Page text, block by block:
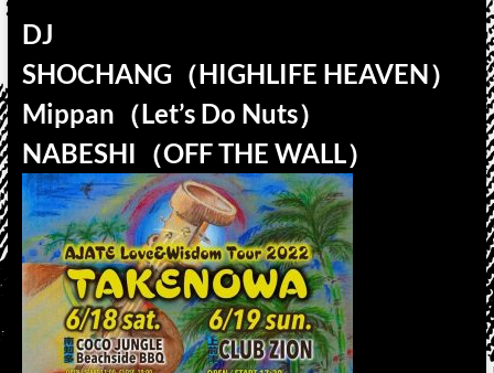
DJ
SHOCHANG（HIGHLIFE HEAVEN）
Mippan（Let’s Do Nuts）
NABESHI（OFF THE WALL）